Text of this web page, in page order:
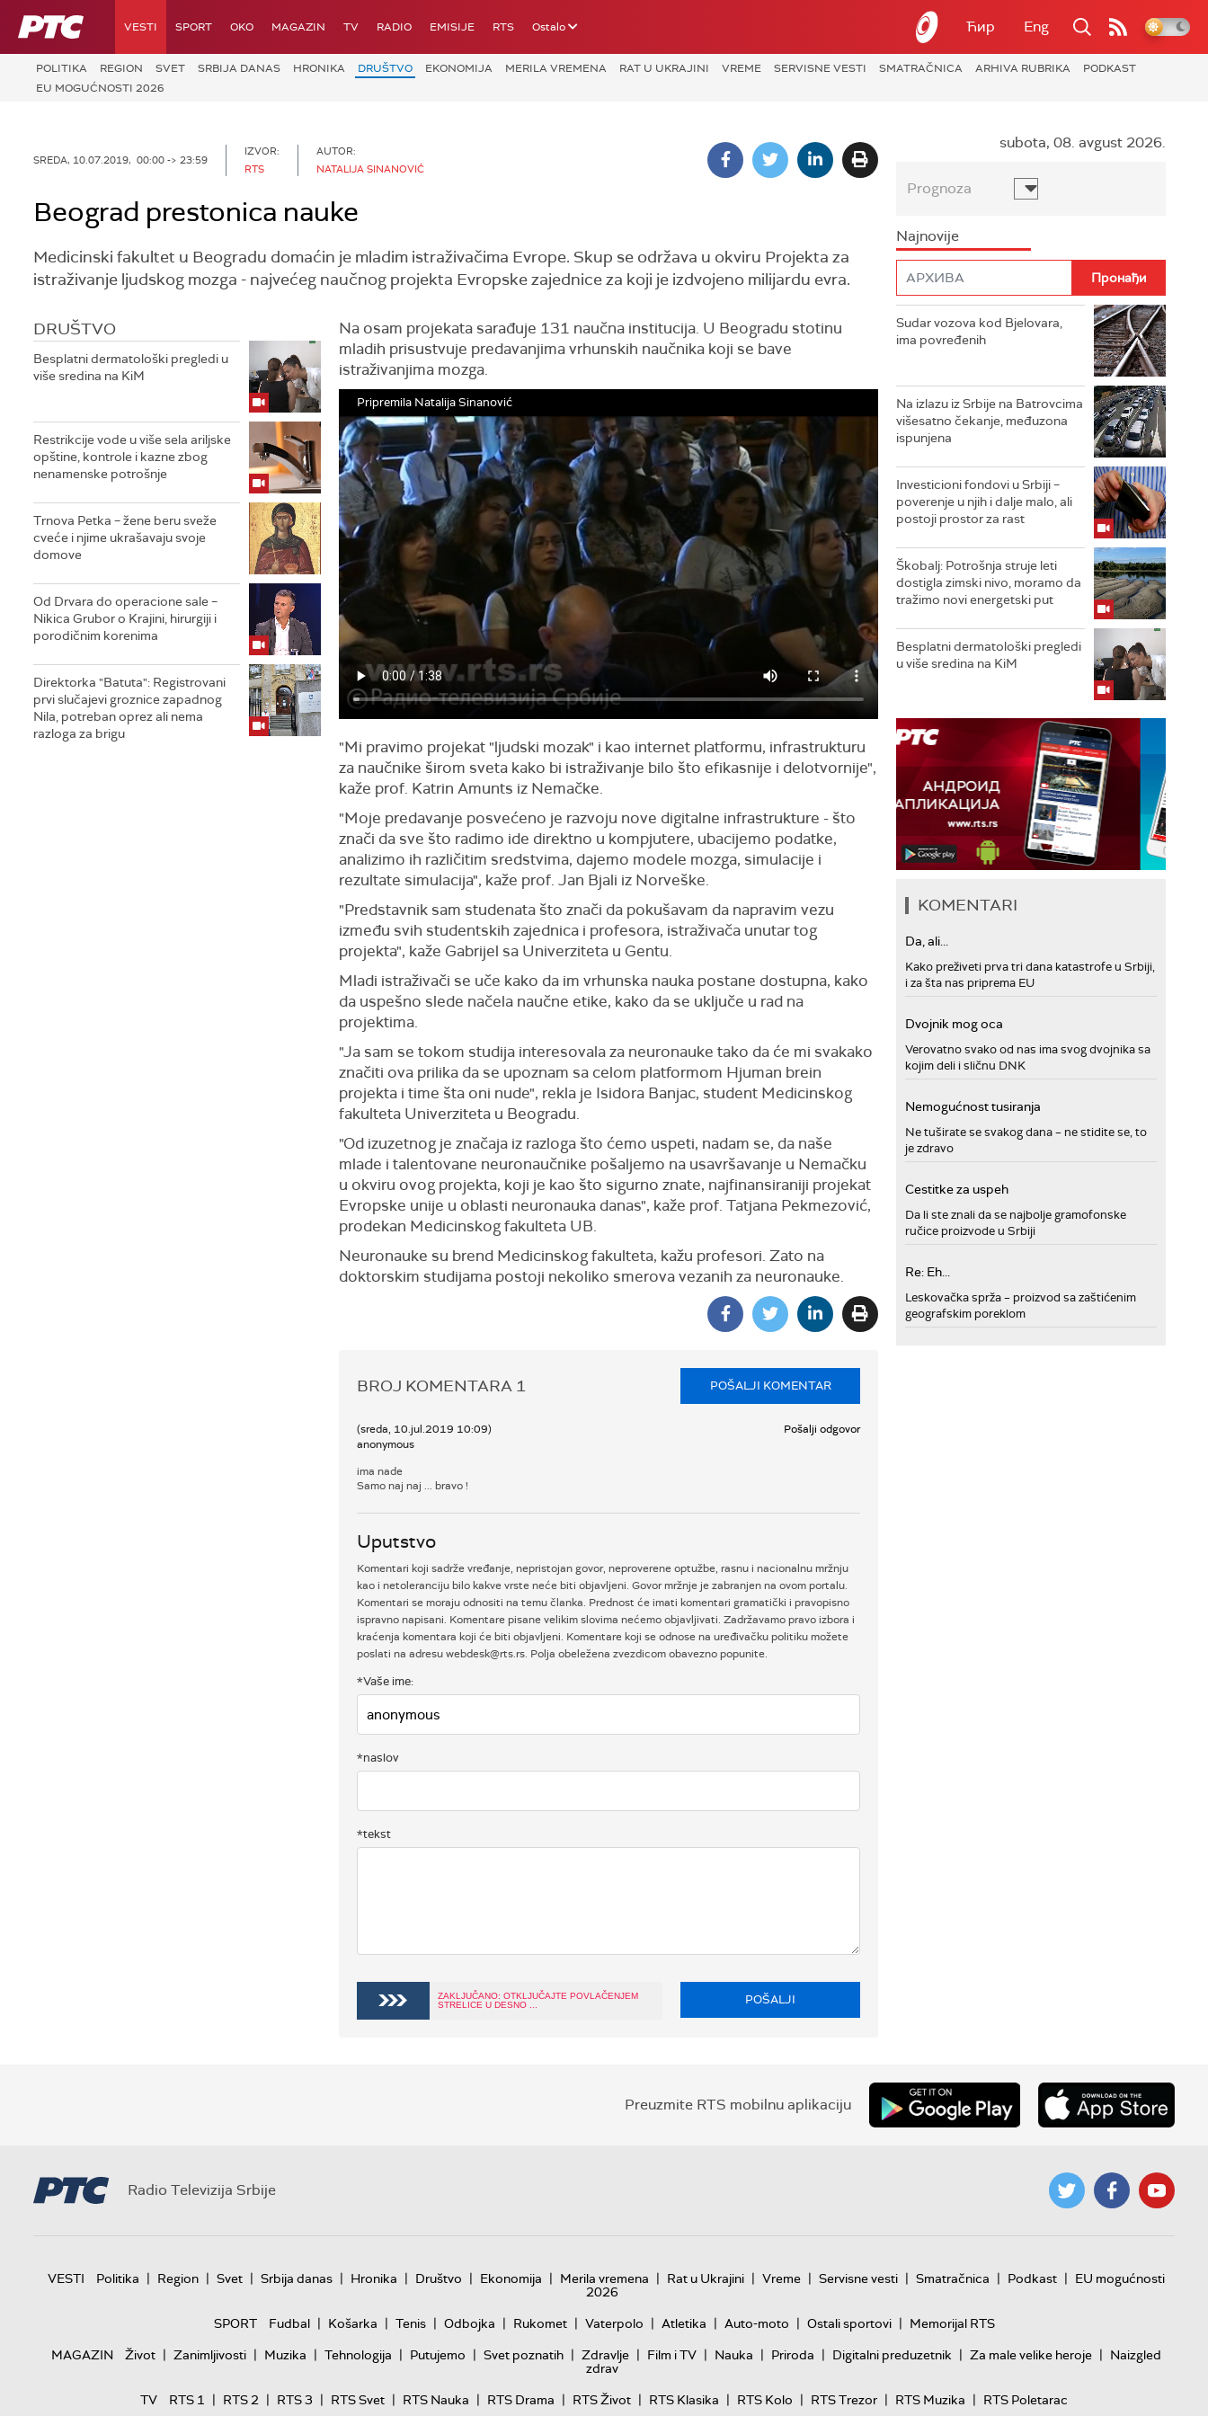
RTS VESTI SPORT OKO MAGAZIN TV RADIO EMISIJE RTS Ostalo Ћир Eng
POLITIKA REGION SVET SRBIJA DANAS HRONIKA DRUŠTVO EKONOMIJA MERILA VREMENA RAT U UKRAJINI VREME SERVISNE VESTI SMATRAČNICA ARHIVA RUBRIKA
PODKAST
EU MOGUĆNOSTI 2026
SREDA, 10.07.2019, 00:00 -> 23:59
IZVOR:
RTS
AUTOR:
NATALIJA SINANOVIĆ
Beograd prestonica nauke
Medicinski fakultet u Beogradu domaćin je mladim istraživačima Evrope. Skup se održava u okviru Projekta za
istraživanje ljudskog mozga - najvećeg naučnog projekta Evropske zajednice za koji je izdvojeno milijardu evra.
DRUŠTVO
Besplatni dermatološki pregledi u
više sredina na KiM
Restrikcije vode u više sela ariljske
opštine, kontrole i kazne zbog
nenamenske potrošnje
Trnova Petka – žene beru sveže
cveće i njime ukrašavaju svoje
domove
Od Drvara do operacione sale –
Nikica Grubor o Krajini, hirurgiji i
porodičnim korenima
Direktorka "Batuta": Registrovani
prvi slučajevi groznice zapadnog
Nila, potreban oprez ali nema
razloga za brigu
Na osam projekata sarađuje 131 naučna institucija. U Beogradu stotinu
mladih prisustvuje predavanjima vrhunskih naučnika koji se bave
istraživanjima mozga.
Pripremila Natalija Sinanović
"Mi pravimo projekat "ljudski mozak" i kao internet platformu, infrastrukturu
za naučnike širom sveta kako bi istraživanje bilo što efikasnije i delotvornije",
kaže prof. Katrin Amunts iz Nemačke.
"Moje predavanje posvećeno je razvoju nove digitalne infrastrukture - što
znači da sve što radimo ide direktno u kompjutere, ubacijemo podatke,
analizimo ih različitim sredstvima, dajemo modele mozga, simulacije i
rezultate simulacija", kaže prof. Jan Bjali iz Norveške.
"Predstavnik sam studenata što znači da pokušavam da napravim vezu
između svih studentskih zajednica i profesora, istraživača unutar tog
projekta", kaže Gabrijel sa Univerziteta u Gentu.
Mladi istraživači se uče kako da im vrhunska nauka postane dostupna, kako
da uspešno slede načela naučne etike, kako da se uključe u rad na
projektima.
"Ja sam se tokom studija interesovala za neuronauke tako da će mi svakako
značiti ova prilika da se upoznam sa celom platformom Hjuman brein
projekta i time šta oni nude", rekla je Isidora Banjac, student Medicinskog
fakulteta Univerziteta u Beogradu.
"Od izuzetnog je značaja iz razloga što ćemo uspeti, nadam se, da naše
mlade i talentovane neuronaučnike pošaljemo na usavršavanje u Nemačku
u okviru ovog projekta, koji je kao što sigurno znate, najfinansiraniji projekat
Evropske unije u oblasti neuronauka danas", kaže prof. Tatjana Pekmezović,
prodekan Medicinskog fakulteta UB.
Neuronauke su brend Medicinskog fakulteta, kažu profesori. Zato na
doktorskim studijama postoji nekoliko smerova vezanih za neuronauke.
BROJ KOMENTARA 1 POŠALJI KOMENTAR
(sreda, 10.jul.2019 10:09)
anonymous
Pošalji odgovor
ima nade
Samo naj naj ... bravo !
Uputstvo
Komentari koji sadrže vređanje, nepristojan govor, neproverene optužbe, rasnu i nacionalnu mržnju
kao i netoleranciju bilo kakve vrste neće biti objavljeni. Govor mržnje je zabranjen na ovom portalu.
Komentari se moraju odnositi na temu članka. Prednost će imati komentari gramatički i pravopisno
ispravno napisani. Komentare pisane velikim slovima nećemo objavljivati. Zadržavamo pravo izbora i
kraćenja komentara koji će biti objavljeni. Komentare koji se odnose na uređivačku politiku možete
poslati na adresu webdesk@rts.rs. Polja obeležena zvezdicom obavezno popunite.
*Vaše ime:
*naslov
*tekst
ZAKLJUČANO: OTKLJUČAJTE POVLAČENJEM
STRELICE U DESNO ...
POŠALJI
subota, 08. avgust 2026.
Prognoza
Najnovije
Sudar vozova kod Bjelovara,
ima povređenih
Na izlazu iz Srbije na Batrovcima
višesatno čekanje, međuzona
ispunjena
Investicioni fondovi u Srbiji –
poverenje u njih i dalje malo, ali
postoji prostor za rast
Škobalj: Potrošnja struje leti
dostigla zimski nivo, moramo da
tražimo novi energetski put
Besplatni dermatološki pregledi
u više sredina na KiM
KOMENTARI
Da, ali...
Kako preživeti prva tri dana katastrofe u Srbiji,
i za šta nas priprema EU
Dvojnik mog oca
Verovatno svako od nas ima svog dvojnika sa
kojim deli i sličnu DNK
Nemogućnost tusiranja
Ne tuširate se svakog dana – ne stidite se, to
je zdravo
Cestitke za uspeh
Da li ste znali da se najbolje gramofonske
ručice proizvode u Srbiji
Re: Eh...
Leskovačka sprža – proizvod sa zaštićenim
geografskim poreklom
Preuzmite RTS mobilnu aplikaciju
Radio Televizija Srbije
VESTI Politika | Region | Svet | Srbija danas | Hronika | Društvo | Ekonomija | Merila vremena | Rat u Ukrajini | Vreme | Servisne vesti | Smatračnica | Podkast | EU mogućnosti
2026
SPORT
Fudbal | Košarka | Tenis | Odbojka | Rukomet | Vaterpolo | Atletika | Auto-moto | Ostali sportovi | Memorijal RTS
MAGAZIN
Život | Zanimljivosti | Muzika | Tehnologija | Putujemo | Svet poznatih | Zdravlje | Film i TV | Nauka | Priroda | Digitalni preduzetnik | Za male velike heroje | Naizgled
zdrav
TV
RTS 1 | RTS 2 | RTS 3 | RTS Svet | RTS Nauka | RTS Drama | RTS Život | RTS Klasika | RTS Kolo | RTS Trezor | RTS Muzika | RTS Poletarac